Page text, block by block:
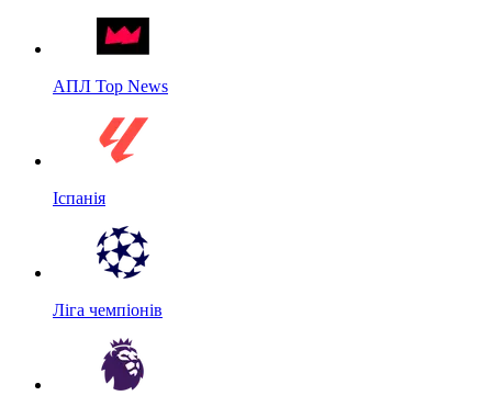
АПЛ Top News
Іспанія
Ліга чемпіонів